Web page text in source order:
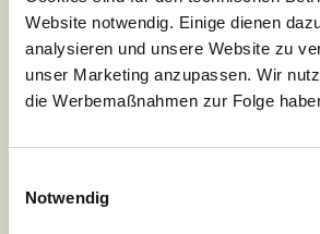
Website notwendig. Einige dienen
analysieren und unsere Website zu
unser Marketing anzupassen. Wir
die Werbemaßnahmen zur Folge
Notwendig